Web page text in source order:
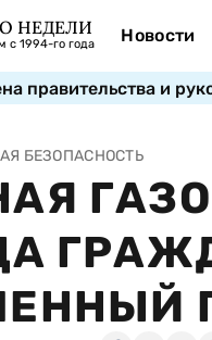
НЕДЕЛИ
с 1994-го года Новости
правительства и
БЕЗОПАСНОСТЬ